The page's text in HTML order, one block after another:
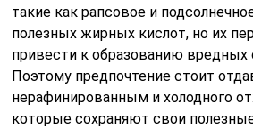
такие как рапсовое и
полезных жирных кислот, но их
привести к образованию вредных
Поэтому предпочтение стоит
нерафинированным и холодного
которые сохраняют свои